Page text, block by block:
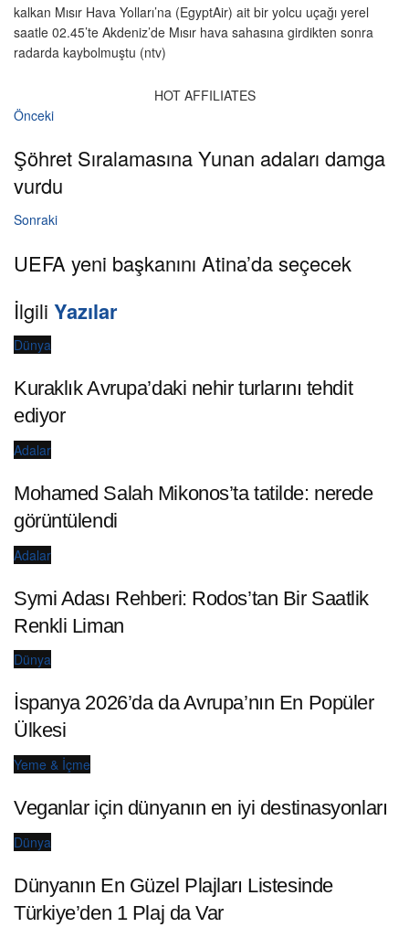
kalkan Mısır Hava Yolları’na (EgyptAir) ait bir yolcu uçağı yerel
saatle 02.45’te Akdeniz’de Mısır hava sahasına girdikten sonra
radarda kaybolmuştu (ntv)
HOT AFFILIATES
Önceki
Şöhret Sıralamasına Yunan adaları damga
vurdu
Sonraki
UEFA yeni başkanını Atina’da seçecek
İlgili Yazılar
Dünya
Kuraklık Avrupa’daki nehir turlarını tehdit
ediyor
Adalar
Mohamed Salah Mikonos’ta tatilde: nerede
görüntülendi
Adalar
Symi Adası Rehberi: Rodos’tan Bir Saatlik
Renkli Liman
Dünya
İspanya 2026’da da Avrupa’nın En Popüler
Ülkesi
Yeme & İçme
Veganlar için dünyanın en iyi destinasyonları
Dünya
Dünyanın En Güzel Plajları Listesinde
Türkiye’den 1 Plaj da Var